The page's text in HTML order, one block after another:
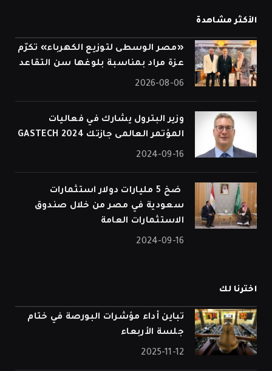
الأكثر مشاهدة
«مصر الوسطى لتوزيع الكهرباء» تكرّم
عزة مراد بمناسبة بلوغها سن التقاعد
2026-08-06
وزير البترول يشارك في فعاليات
المؤتمر العالمى جازتك 2024 GASTECH
2024-09-16
⁠ ضخ 5 مليارات دولار استثمارات
سعودية في مصر من خلال صندوق
الاستثمارات العامة
2024-09-16
اخترنا لك
تباين أداء مؤشرات البورصة في ختام
جلسة الأربعاء
2025-11-12